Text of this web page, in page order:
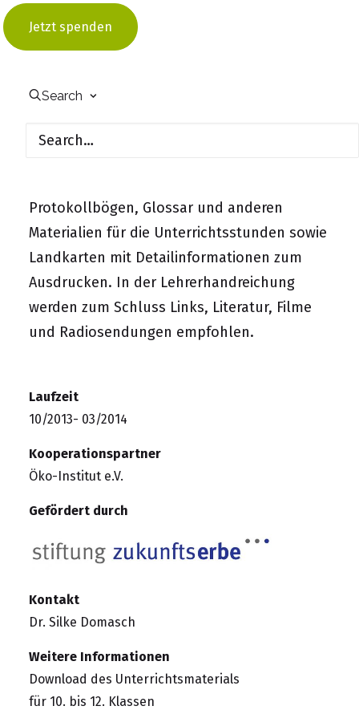
Jetzt spenden
Search
wird, das Thema von unterschiedlichen
Perspektiven zu betrachten. Dazu schlüpfen
von Sachverständigen und beteiligen sich an
Protokollbögen, Glossar und anderen
Materialien für die Unterrichtsstunden sowie
Landkarten mit Detailinformationen zum
Ausdrucken. In der Lehrerhandreichung
werden zum Schluss Links, Literatur, Filme
und Radiosendungen empfohlen.
Laufzeit
10/2013- 03/2014
Kooperationspartner
Öko-Institut e.V.
Gefördert durch
Kontakt
Dr. Silke Domasch
Weitere Informationen
Download des Unterrichtsmaterials
für 10. bis 12. Klassen